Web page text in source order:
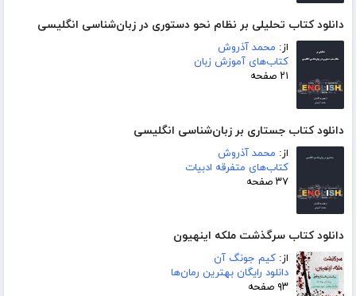
دانلود کتاب تحلیلی بر نظام نحو دستوری در زبان‌شناسی انگلیسی
از: محمد آذروش
کتاب‌های آموزش زبان
۲۱ صفحه
دانلود کتاب جستاری بر زبان‌شناسی انگلیسی
از: محمد آذروش
کتاب‌های متفرقه ادبیات
۳۷ صفحه
دانلود کتاب سرگذشت ملکه اینهیون
از: کیم جونگ آن
دانلود رایگان بهترین رمان‌ها
۹۳ صفحه